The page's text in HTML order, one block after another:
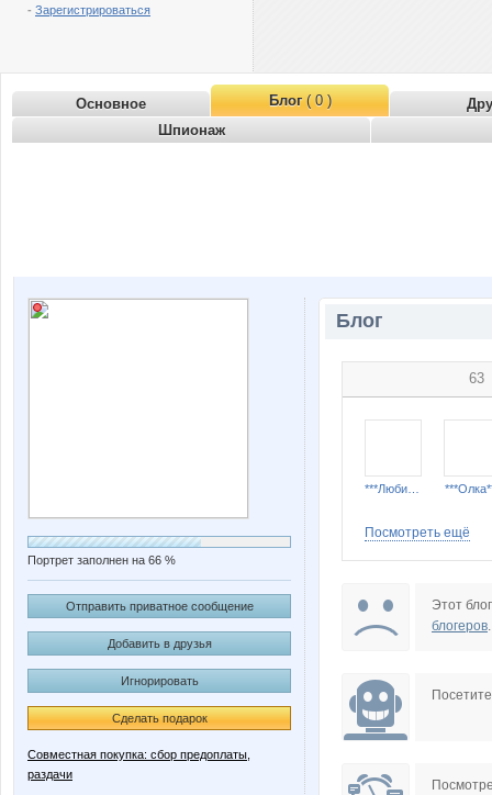
- Зарегистрироваться
Основное Блог( 0 )
Шпионаж
Портрет заполнен на 66 %
Отправить приватное сообщение
Добавить в друзья
Игнорировать
Сделать подарок
Совместная покупка: сбор предоплаты,
раздачи
Блог
63
Barbra
Gala N GalaLe
Посмотреть ещё
Этот
блогеров.